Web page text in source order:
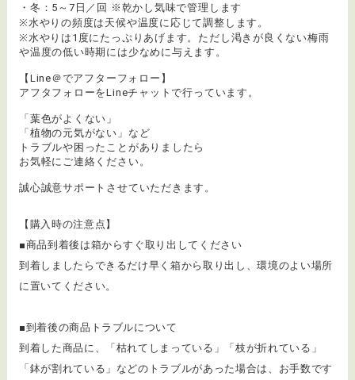
・冬：5～7日／回 ※乾かし気味で管理します
※水やりの頻度は天候や温度に応じて調整します。
※水やりは1度にたっぷりあげます。ただし渇きが良くない梅雨
や温度の低い時期には少なめに与えます。
【Line＠でアフターフォロー】
アフタフォローをLineチャットで行っています。
「葉色がよくない」
「植物の元気がない」など
トラブルや困ったことがありましたら
お気軽にご連絡ください。
誠心誠意サポートさせていただきます。
【購入時の注意点】
■商品到着後は箱からすぐ取り出してください
到着しましたらできるだけ早く箱から取り出し、環境のよい場所
に置いてください。
■到着後の商品トラブルについて
​到着した商品に、「枯れてしまっている」「枝が折れている」
「鉢が割れている」などのトラブルがあった場合は、お手数です